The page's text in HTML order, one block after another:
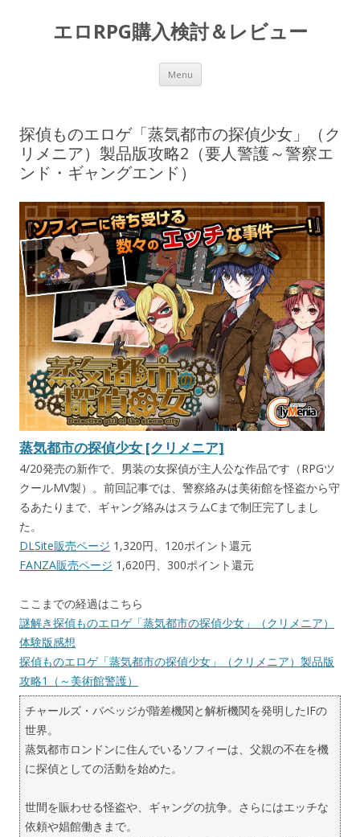
エロRPG購入検討＆レビュー
Menu Skip to content
探偵ものエロゲ「蒸気都市の探偵少女」（ク
リメニア）製品版攻略2（要人警護～警察エ
ンド・ギャングエンド）
蒸気都市の探偵少女 [クリメニア]
4/20発売の新作で、男装の女探偵が主人公な作品です（RPGツ
クールMV製）。前回記事では、警察絡みは美術館を怪盗から守
るあたりまで、ギャング絡みはスラムCまで制圧完了しまし
た。
DLSite販売ページ 1,320円、120ポイント還元
FANZA販売ページ 1,620円、300ポイント還元
ここまでの経過はこちら
謎解き探偵ものエロゲ「蒸気都市の探偵少女」（クリメニア）
体験版感想
探偵ものエロゲ「蒸気都市の探偵少女」（クリメニア）製品版
攻略1（～美術館警護）
チャールズ・バベッジが階差機関と解析機関を発明したIFの
世界。
蒸気都市ロンドンに住んでいるソフィーは、父親の不在を機
に探偵としての活動を始めた。
世間を賑わせる怪盗や、ギャングの抗争。さらにはエッチな
依頼や娼館働きまで。